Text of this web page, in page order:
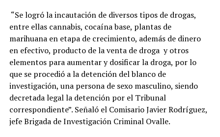
“Se logró la incautación de diversos tipos de drogas,
entre ellas cannabis, cocaína base, plantas de
marihuana en etapa de crecimiento, además de dinero
en efectivo, producto de la venta de droga y otros
elementos para aumentar y dosificar la droga, por lo
que se procedió a la detención del blanco de
investigación, una persona de sexo masculino, siendo
decretada legal la detención por el Tribunal
correspondiente”. Señaló el Comisario Javier Rodríguez,
jefe Brigada de Investigación Criminal Ovalle.